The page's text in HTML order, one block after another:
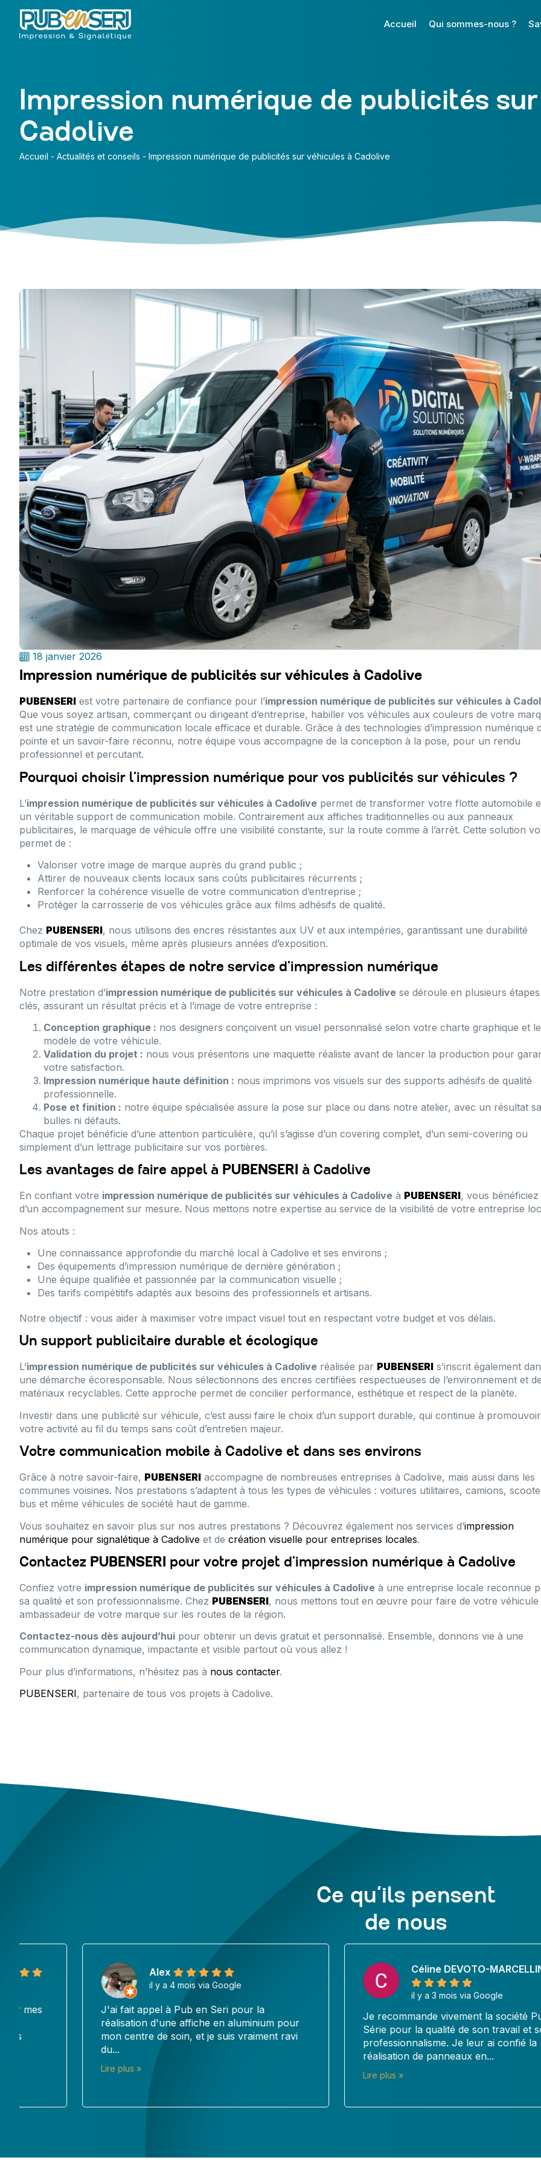
Accueil Qui sommes-nous ?
Impression numérique de publicités
Cadolive
Accueil - Actualités et conseils - Impression numérique de publicités sur véhicules à Cadolive
18 janvier 2026
Impression numérique de publicités sur véhicules à Cadolive
PUBENSERI est votre partenaire de confiance pour l’impression numérique de publicités sur véhicules à
Que vous soyez artisan, commerçant ou dirigeant d’entreprise, habiller vos véhicules aux couleurs de votre
est une stratégie de communication locale efficace et durable. Grâce à des technologies d’impression numérique
pointe et un savoir-faire reconnu, notre équipe vous accompagne de la conception à la pose, pour un rendu
professionnel et percutant.
Pourquoi choisir l’impression numérique pour vos publicités sur véhicules ?
L’impression numérique de publicités sur véhicules à Cadolive permet de transformer votre flotte automobile
un véritable support de communication mobile. Contrairement aux affiches traditionnelles ou aux panneaux
publicitaires, le marquage de véhicule offre une visibilité constante, sur la route comme à l’arrêt. Cette solution
permet de :
Valoriser votre image de marque auprès du grand public ;
Attirer de nouveaux clients locaux sans coûts publicitaires récurrents ;
Renforcer la cohérence visuelle de votre communication d’entreprise ;
Protéger la carrosserie de vos véhicules grâce aux films adhésifs de qualité.
Chez PUBENSERI, nous utilisons des encres résistantes aux UV et aux intempéries, garantissant une durabilité
optimale de vos visuels, même après plusieurs années d’exposition.
Les différentes étapes de notre service d’impression numérique
Notre prestation d’impression numérique de publicités sur véhicules à Cadolive se déroule en plusieurs étapes
clés, assurant un résultat précis et à l’image de votre entreprise :
Conception graphique : nos designers conçoivent un visuel personnalisé selon votre charte graphique et le
modèle de votre véhicule.
Validation du projet : nous vous présentons une maquette réaliste avant de lancer la production pour
votre satisfaction.
Impression numérique haute définition : nous imprimons vos visuels sur des supports adhésifs de qualité
professionnelle.
Pose et finition : notre équipe spécialisée assure la pose sur place ou dans notre atelier, avec un résultat
bulles ni défauts.
Chaque projet bénéficie d’une attention particulière, qu’il s’agisse d’un covering complet, d’un semi-covering ou
simplement d’un lettrage publicitaire sur vos portières.
Les avantages de faire appel à PUBENSERI à Cadolive
En confiant votre impression numérique de publicités sur véhicules à Cadolive à PUBENSERI, vous bénéficiez
d’un accompagnement sur mesure. Nous mettons notre expertise au service de la visibilité de votre entreprise
Nos atouts :
Une connaissance approfondie du marché local à Cadolive et ses environs ;
Des équipements d’impression numérique de dernière génération ;
Une équipe qualifiée et passionnée par la communication visuelle ;
Des tarifs compétitifs adaptés aux besoins des professionnels et artisans.
Notre objectif : vous aider à maximiser votre impact visuel tout en respectant votre budget et vos délais.
Un support publicitaire durable et écologique
L’impression numérique de publicités sur véhicules à Cadolive réalisée par PUBENSERI s’inscrit également
une démarche écoresponsable. Nous sélectionnons des encres certifiées respectueuses de l’environnement et
matériaux recyclables. Cette approche permet de concilier performance, esthétique et respect de la planète.
Investir dans une publicité sur véhicule, c’est aussi faire le choix d’un support durable, qui continue à promouvoir
votre activité au fil du temps sans coût d’entretien majeur.
Votre communication mobile à Cadolive et dans ses environs
Grâce à notre savoir-faire, PUBENSERI accompagne de nombreuses entreprises à Cadolive, mais aussi dans les
communes voisines. Nos prestations s’adaptent à tous les types de véhicules : voitures utilitaires, camions,
bus et même véhicules de société haut de gamme.
Vous souhaitez en savoir plus sur nos autres prestations ? Découvrez également nos services d’impression
numérique pour signalétique à Cadolive et de création visuelle pour entreprises locales.
Contactez PUBENSERI pour votre projet d’impression numérique à Cadolive
Confiez votre impression numérique de publicités sur véhicules à Cadolive à une entreprise locale reconnue
sa qualité et son professionnalisme. Chez PUBENSERI, nous mettons tout en œuvre pour faire de votre véhicule
ambassadeur de votre marque sur les routes de la région.
Contactez-nous dès aujourd’hui pour obtenir un devis gratuit et personnalisé. Ensemble, donnons vie à une
communication dynamique, impactante et visible partout où vous allez !
Pour plus d’informations, n’hésitez pas à nous contacter.
PUBENSERI, partenaire de tous vos projets à Cadolive.
Ce qu’ils pensent
de nous
Alex
il y a 4 mois via Google
J'ai fait appel à Pub en Seri pour la
réalisation d'une affiche en aluminium pour
mon centre de soin, et je suis vraiment ravi
Céline DEVOTO-MARCELLIN
il y a 3 mois via Google
Je recommande vivement la société Pub en
Série pour la qualité de son travail et son
professionnalisme. Je leur ai confié la
réalisation de panneaux en...